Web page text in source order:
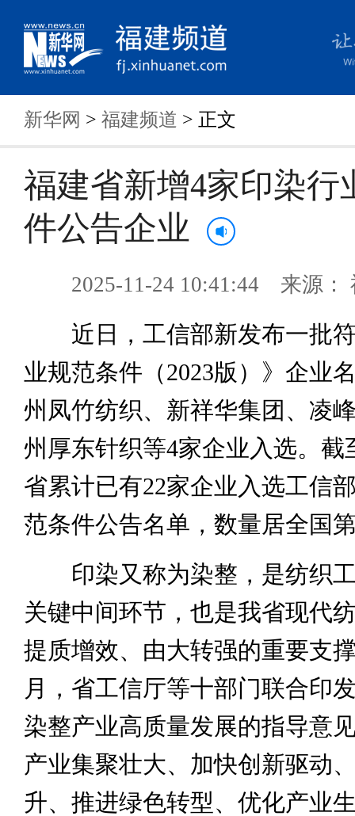
新华网 > 福建频道 > 正文
福建省新增4家印染行
件公告企业
2025-11-24 10:41:44 来源：
近日，工信部新发布一批符
业规范条件（2023版）》企业
州凤竹纺织、新祥华集团、凌
州厚东针织等4家企业入选。截
省累计已有22家企业入选工信
范条件公告名单，数量居全国
印染又称为染整，是纺织工
关键中间环节，也是我省现代
提质增效、由大转强的重要支
月，省工信厅等十部门联合印
染整产业高质量发展的指导意
产业集聚壮大、加快创新驱动
升、推进绿色转型、优化产业